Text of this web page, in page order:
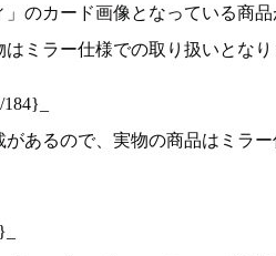
のカード画像となっている商
ミラー仕様での取り扱いとなり
あるので、実物の商品はミラ